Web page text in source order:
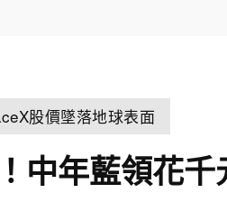
股價墜落地球表面
中年藍領花